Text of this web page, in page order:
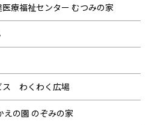
療福祉センター むつみの家
ス わくわく広場
えの園 のぞみの家